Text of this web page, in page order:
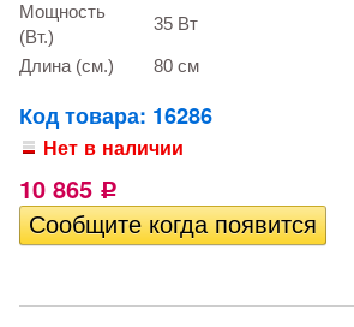
Мощность
(Вт.)
35 Вт
Длина (см.) 80 см
Код товара: 16286
Нет в наличии
10 865 Р